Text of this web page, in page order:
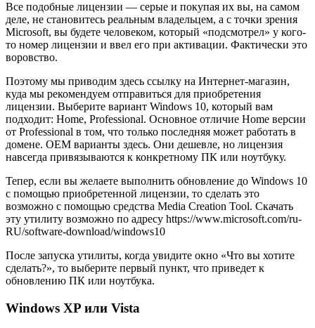
Все подобные лицензии — серые и покупая их вы, на самом
деле, не становитесь реальным владельцем, а с точки зрения
Microsoft, вы будете человеком, который «подсмотрел» у кого-
то номер лицензии и ввел его при активации. Фактически это
воровство.
Поэтому мы приводим здесь ссылку на Интернет-магазин,
куда мы рекомендуем отправиться для приобретения
лицензии. Выберите вариант Windows 10, который вам
подходит: Home, Professional. Основное отличие Home версии
от Professional в том, что только последняя может работать в
домене. OEM варианты здесь. Они дешевле, но лицензия
навсегда привязываются к конкретному ПК или ноутбуку.
Тепер, если вы желаете выполнить обновление до Windows 10
с помощью приобретенной лицензии, то сделать это
возможно с помощью средства Media Creation Tool. Скачать
эту утилиту возможно по адресу https://www.microsoft.com/ru-
RU/software-download/windows10
После запуска утилиты, когда увидите окно «Что вы хотите
сделать?», то выберите первый пункт, что приведет к
обновлению ПК или ноутбука.
Windows XP или Vista